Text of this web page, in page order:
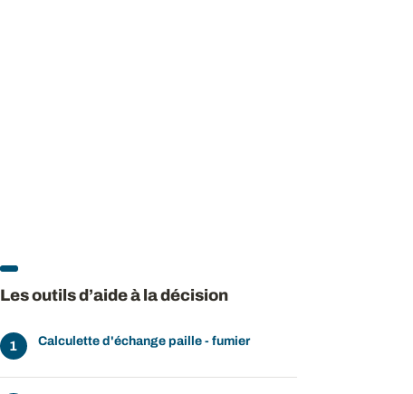
Les outils d’aide à la décision
Calculette d'échange paille - fumier